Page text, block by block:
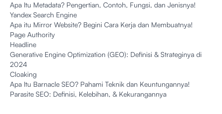
Apa Itu Metadata? Pengertian, Contoh, Fungsi, dan Jenisnya!
Yandex Search Engine
Apa itu Mirror Website? Begini Cara Kerja dan Membuatnya!
Page Authority
Headline
Generative Engine Optimization (GEO): Definisi & Strateginya di
2024
Cloaking
Apa Itu Barnacle SEO? Pahami Teknik dan Keuntungannya!
Parasite SEO: Definisi, Kelebihan, & Kekurangannya